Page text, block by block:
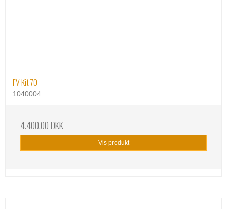
FV Kit 70
1040004
4.400,00 DKK
Vis produkt